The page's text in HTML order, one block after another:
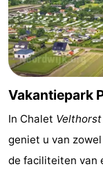
Speeltuinen
-
Binnenspeeltuinen
-
Experiences
Wellness
centra
Dorpen
Natuur
Vakantiepark
In Chalet
geniet u van
de faciliteiten van